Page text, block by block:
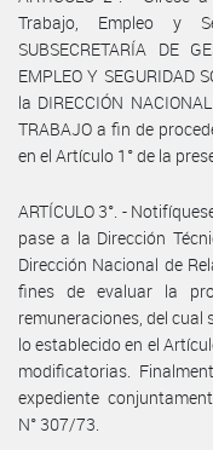
Trabajo, Empleo y
SUBSECRETARÍA DE
EMPLEO Y SEGURIDAD
la DIRECCIÓN
TRABAJO a fin de
en el Artículo 1° de la
ARTÍCULO 3°. -
pase a la Dirección
Dirección Nacional de
fines de evaluar la
remuneraciones, del cual
lo establecido en el
modificatorias.
expediente
N° 307/73.